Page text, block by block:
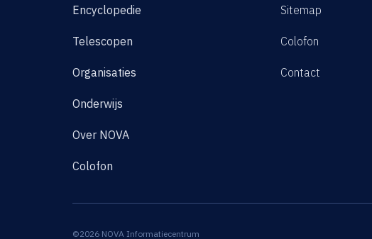
Encyclopedie
Telescopen
Organisaties
Onderwijs
Over NOVA
Colofon
Sitemap
Colofon
Contact
©2026 NOVA Informatiecentrum